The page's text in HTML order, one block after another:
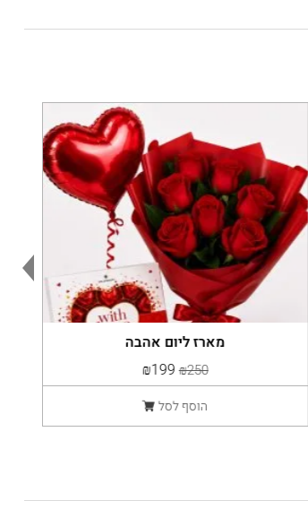
מארז ליום אהבה
₪250
₪199
הוסף לסל